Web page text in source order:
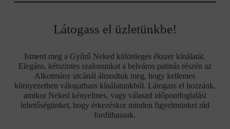
Látogass el üzletünkbe!
Ismerd meg a Gyűrű Neked különleges ékszer kínálatát.
Elegáns, kétszintes szalonunkat a belváros patinás részén az
Alkotmány utcánál álmodtuk meg, hogy kellemes
környezetben válogathass kínálatunkból. Látogass el hozzánk,
amikor Neked kényelmes, vagy válaszd időpontfoglalási
lehetőségünket, hogy érkezéskor minden figyelmünket rád
fordíthassuk.